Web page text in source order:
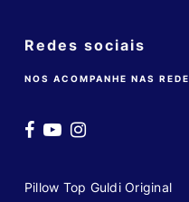
Redes sociais
NOS ACOMPANHE NAS
Pillow Top Guldi Original